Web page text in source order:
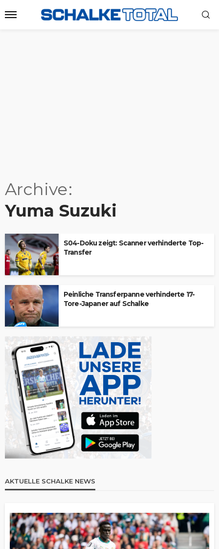
Archive
Yuma Suzuki
S04-Doku zeigt: Scanner verhinderte Top-
Transfer
Peinliche Transferpanne verhinderte 17-
Tore-Japaner auf Schalke
AKTUELLE SCHALKE NEWS